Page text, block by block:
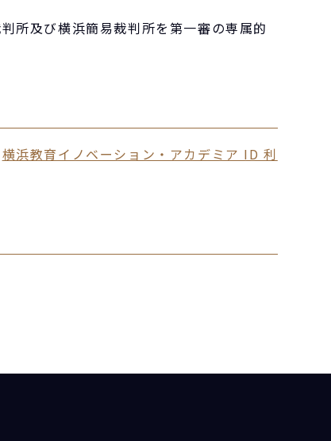
所及び横浜簡易裁判所を第一審の専属的
横浜教育イノベーション・アカデミア ID 利